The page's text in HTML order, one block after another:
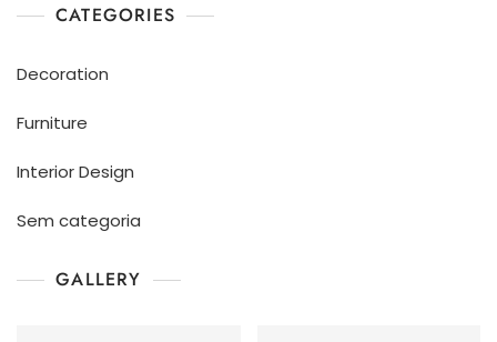
CATEGORIES
Decoration
Furniture
Interior Design
Sem categoria
GALLERY